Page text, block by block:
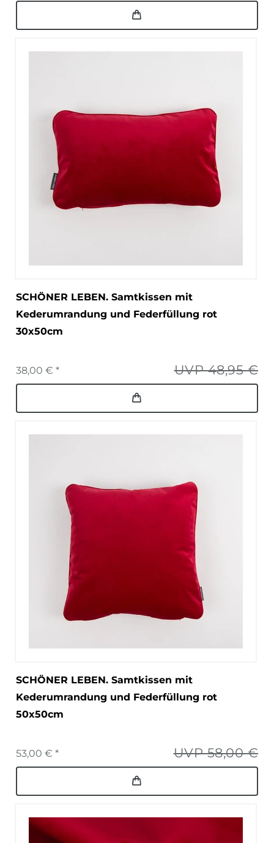
SCHÖNER LEBEN. Samtkissen mit
Kederumrandung und Federfüllung rot
30x50cm
UVP 48,95 €
38,00 € *
SCHÖNER LEBEN. Samtkissen mit
Kederumrandung und Federfüllung rot
50x50cm
UVP 58,00 €
53,00 € *